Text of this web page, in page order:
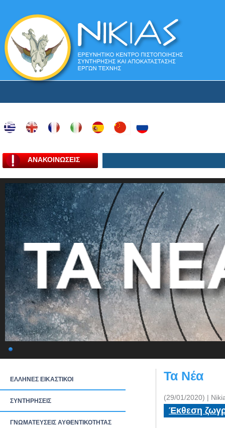
ΑΝΑΚΟΙΝΩΣΕΙΣ
ΕΛΛΗΝΕΣ ΕΙΚΑΣΤΙΚΟΙ
ΣΥΝΤΗΡΗΣΕΙΣ
ΓΝΩΜΑΤΕΥΣΕΙΣ ΑΥΘΕΝΤΙΚΟΤΗΤΑΣ
Τα Νέα
(29/01/2020) |
Έκθεση